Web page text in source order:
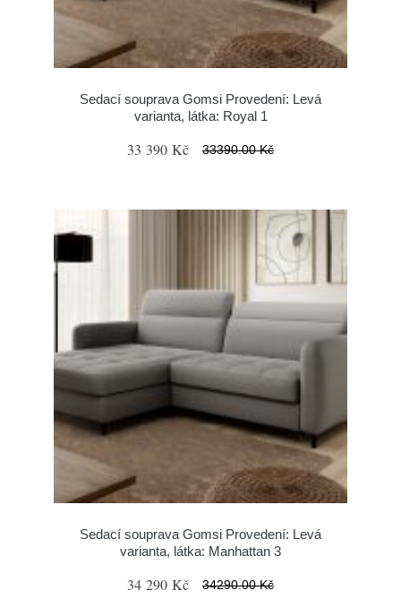
Sedací souprava Gomsi Provedení: Levá
varianta, látka: Royal 1
33 390 Kč 33390.00 Kč
Sedací souprava Gomsi Provedení: Levá
varianta, látka: Manhattan 3
34 290 Kč 34290.00 Kč